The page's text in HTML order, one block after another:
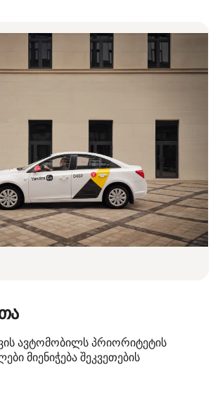
ავტომობილს პრიორიტეტის
მიენიჭება შეკვეთების